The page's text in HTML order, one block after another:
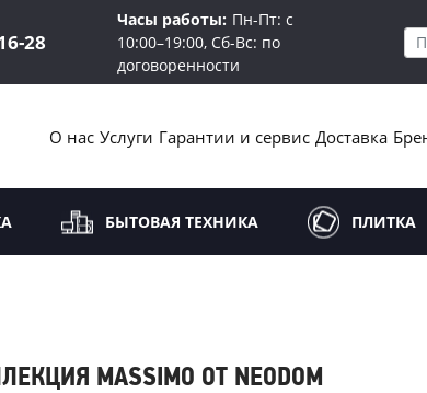
28
Часы работы: Пн-Пт: с
10:00–19:00, Сб-Вс: по
договоренности
О нас Услуги Гарантии и сервис Доставка
БЫТОВАЯ ТЕХНИКА ПЛИТКА
MASSIMO ОТ NEODOM